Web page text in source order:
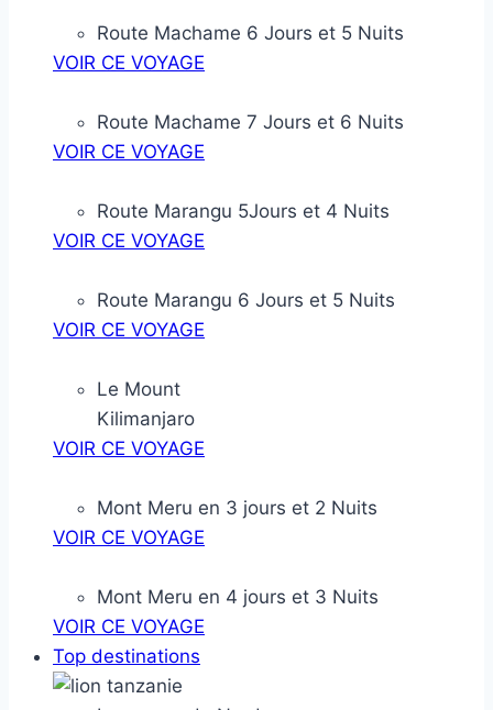
Route Machame 6 Jours et 5 Nuits
VOIR CE VOYAGE
Route Machame 7 Jours et 6 Nuits
VOIR CE VOYAGE
Route Marangu 5Jours et 4 Nuits
VOIR CE VOYAGE
Route Marangu 6 Jours et 5 Nuits
VOIR CE VOYAGE
Le Mount
Kilimanjaro
VOIR CE VOYAGE
Mont Meru en 3 jours et 2 Nuits
VOIR CE VOYAGE
Mont Meru en 4 jours et 3 Nuits
VOIR CE VOYAGE
Top destinations